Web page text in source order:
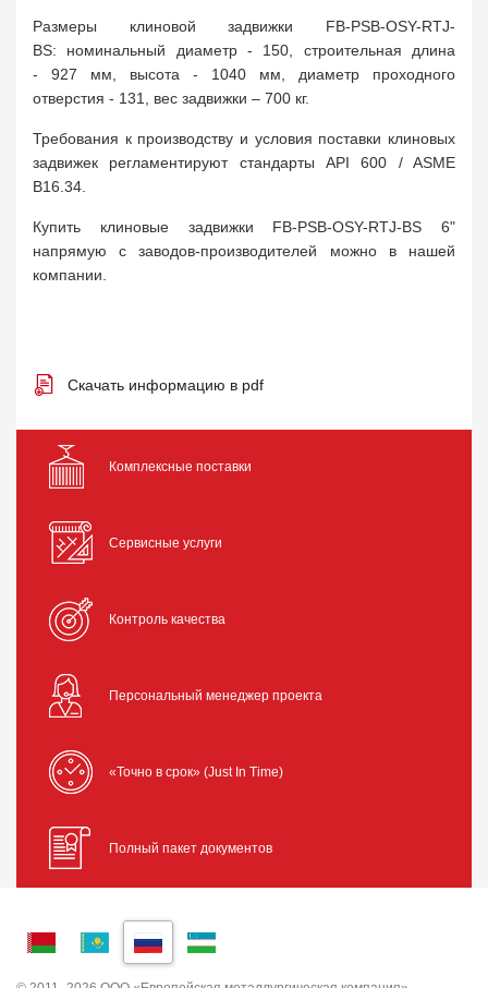
Размеры клиновой задвижки FB-PSB-OSY-RTJ-
BS: номинальный диаметр - 150, строительная длина
- 927 мм, высота - 1040 мм, диаметр проходного
отверстия - 131, вес задвижки – 700 кг.
Требования к производству и условия поставки клиновых
задвижек регламентируют стандарты API 600 / ASME
B16.34.
Купить клиновые задвижки FB-PSB-OSY-RTJ-BS 6"
напрямую с заводов-производителей можно в нашей
компании.
Скачать информацию в pdf
Комплексные поставки
Сервисные услуги
Контроль качества
Персональный менеджер проекта
«Точно в срок» (Just In Time)
Полный пакет документов